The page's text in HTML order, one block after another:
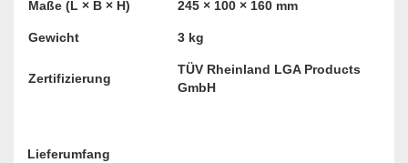
Maße (L × B × H) 245 × 100 × 160 mm
Gewicht 3 kg
Zertifizierung
TÜV Rheinland LGA Products
GmbH
Lieferumfang